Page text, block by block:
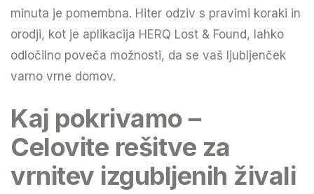
minuta je pomembna. Hiter odziv s pravimi koraki in
orodji, kot je aplikacija HERQ Lost & Found, lahko
odločilno poveča možnosti, da se vaš ljubljenček
varno vrne domov.
Kaj pokrivamo –
Celovite rešitve za
vrnitev izgubljenih živali